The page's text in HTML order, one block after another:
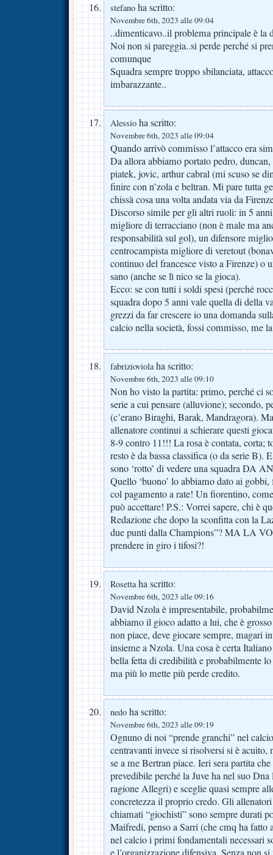
stefano ha scritto:
Novembre 6th, 2023 alle 09:04
..dimenticavo..il problema principale è la
Noi non si pareggia..si perde perché si
comunque
Squadra sempre troppo sbilanciata,
imbarazzante..
Alessio ha scritto:
Novembre 6th, 2023 alle 09:04
Quando arrivò commisso l’attacco era
Da allora abbiamo portato pedro,
piatek, jovic, arthur cabral (mi scuso se
finire con n’zola e beltran. Mi pare tutta
chissà cosa una volta andata via da
Discorso simile per gli altri ruoli: in 5
migliore di terracciano (non è male ma
responsabilità sul gol), un difensore
centrocampista migliore di veretout
continuo del francesce visto a Firenze) o
sano (anche se lì nico se la gioca).
Ecco: se con tutti i soldi spesi (perché
squadra dopo 5 anni vale quella di della
grezzi da far crescere io una domanda
calcio nella società, fossi commisso, me
fabrizioviolaha scritto:
Novembre 6th, 2023 alle 09:10
Non ho visto la partita: primo, perché ci
serie a cui pensare (alluvione); secondo,
(c’erano Biraghi, Barak, Mandragora).
allenatore continui a schierare questi
8-9 contro 11!!! La rosa è contata,
resto è da bassa classifica (o da serie B).
sono ‘rotto’ di vedere una squadra DA
Quello ‘buono’ lo abbiamo dato ai
col pagamento a rate! Un fiorentino,
può accettare! P.S.: Vorrei sapere, chi è
Redazione che dopo la sconfitta con la
due punti dalla Champions”? MA LA
prendere in giro i tifosi?!
Rosettaha scritto:
Novembre 6th, 2023 alle 09:16
David Nzola è impresentabile,
abbiamo il gioco adatto a lui, che è
non piace, deve giocare sempre, magari
insieme a Nzola. Una cosa è certa
bella fetta di credibilità e probabilmente
ma più lo mette più perde credito.
nedo ha scritto:
Novembre 6th, 2023 alle 09:19
Ognuno di noi “prende granchi” nel
centravanti invece si risolversi si è
se a me Bertran piace. Ieri sera partita
prevedibile perché la Juve ha nel suo Dna
ragione Allegri) e sceglie quasi sempre
concretezza il proprio credo. Gli
chiamati “giochisti” sono sempre durati
Maifredi, penso a Sarri (che cmq ha fatto
nel calcio i primi fondamentali necessari